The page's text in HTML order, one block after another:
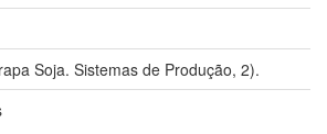
Soja. Sistemas de Produção, 2).